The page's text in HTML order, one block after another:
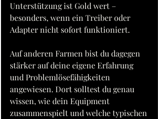
Unterstützung ist Gold wert –
besonders, wenn ein Treiber oder
Adapter nicht sofort funktioniert.
Auf anderen Farmen bist du dagegen
stärker auf deine eigene Erfahrung
und Problemlösefähigkeiten
angewiesen. Dort solltest du genau
wissen, wie dein Equipment
zusammenspielt und welche typischen